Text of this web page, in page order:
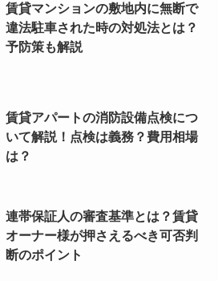
賃貸マンションの敷地内に無断で
違法駐車された時の対処法とは？
予防策も解説
賃貸アパートの消防設備点検につ
いて解説！点検は義務？費用相場
は？
連帯保証人の審査基準とは？賃貸
オーナー様が押さえるべき可否判
断のポイント